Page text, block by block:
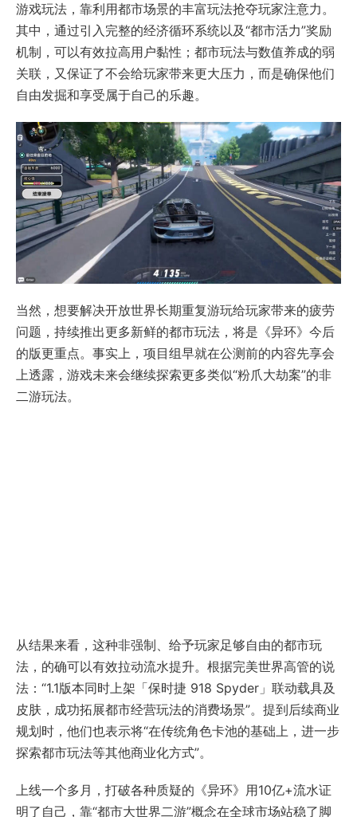
游戏玩法，靠利用都市场景的丰富玩法抢夺玩家注意力。
其中，通过引入完整的经济循环系统以及“都市活力”奖励
机制，可以有效拉高用户黏性；都市玩法与数值养成的弱
关联，又保证了不会给玩家带来更大压力，而是确保他们
自由发掘和享受属于自己的乐趣。
当然，想要解决开放世界长期重复游玩给玩家带来的疲劳
问题，持续推出更多新鲜的都市玩法，将是《异环》今后
的版更重点。事实上，项目组早就在公测前的内容先享会
上透露，游戏未来会继续探索更多类似“粉爪大劫案”的非
二游玩法。
从结果来看，这种非强制、给予玩家足够自由的都市玩
法，的确可以有效拉动流水提升。根据完美世界高管的说
法：“1.1版本同时上架「保时捷 918 Spyder」联动载具及
皮肤，成功拓展都市经营玩法的消费场景”。提到后续商业
规划时，他们也表示将“在传统角色卡池的基础上，进一步
探索都市玩法等其他商业化方式”。
上线一个多月，打破各种质疑的《异环》用10亿+流水证
明了自己，靠“都市大世界二游”概念在全球市场站稳了脚